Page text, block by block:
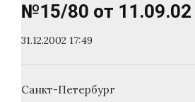
№15/80 от 11.09.02
31.12.2002 17:49
Санкт-Петербург